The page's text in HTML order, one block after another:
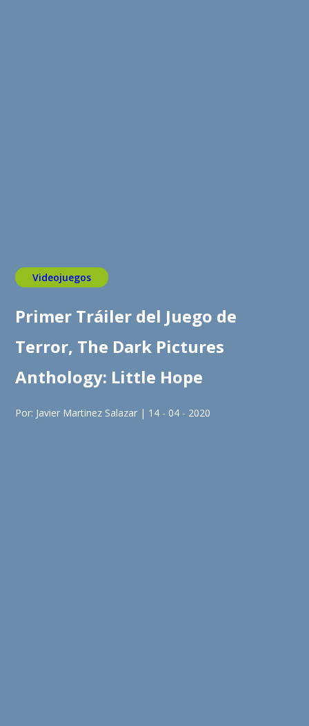
Videojuegos
Primer Tráiler del Juego de
Terror, The Dark Pictures
Anthology: Little Hope
Por: Javier Martinez Salazar | 14 - 04 - 2020